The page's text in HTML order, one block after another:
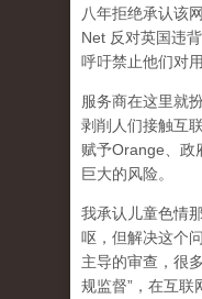
八年拒绝承认该
Net 反对英国违
呼吁禁止他们对
服务商在这里就
剥削人们接触互
赋予Orange、政
巨大的风险。
我承认儿童色情
呕，但解决这个
主导的审查，很
规监督”，在互联